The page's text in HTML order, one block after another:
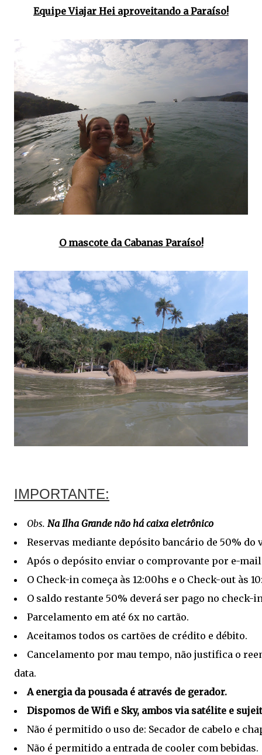
Equipe Viajar Hei aproveitando a Paraíso!
O mascote da Cabanas Paraíso!
IMPORTANTE:
Obs. Na Ilha Grande não há caixa eletrônico
Reservas mediante depósito bancário de 50% do
Após o depósito enviar o comprovante por e-
O Check-in começa às 12:00hs e o Check-out às
O saldo restante 50% deverá ser pago no check-
Parcelamento em até 6x no cartão.
Aceitamos todos os cartões de crédito e débito.
Cancelamento por mau tempo, não justifica o
data.
A energia da pousada é através de gerador.
Dispomos de Wifi e Sky, ambos via satélite e
Não é permitido o uso de: Secador de cabelo e
Não é permitido a entrada de cooler com bebidas.